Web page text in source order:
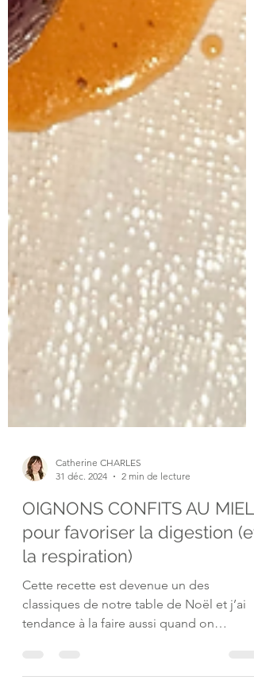
Catherine CHARLES
31 déc. 2024
2 min de lecture
OIGNONS CONFITS AU MIEL
pour favoriser la digestion (et
la respiration)
tendance à la faire aussi quand on